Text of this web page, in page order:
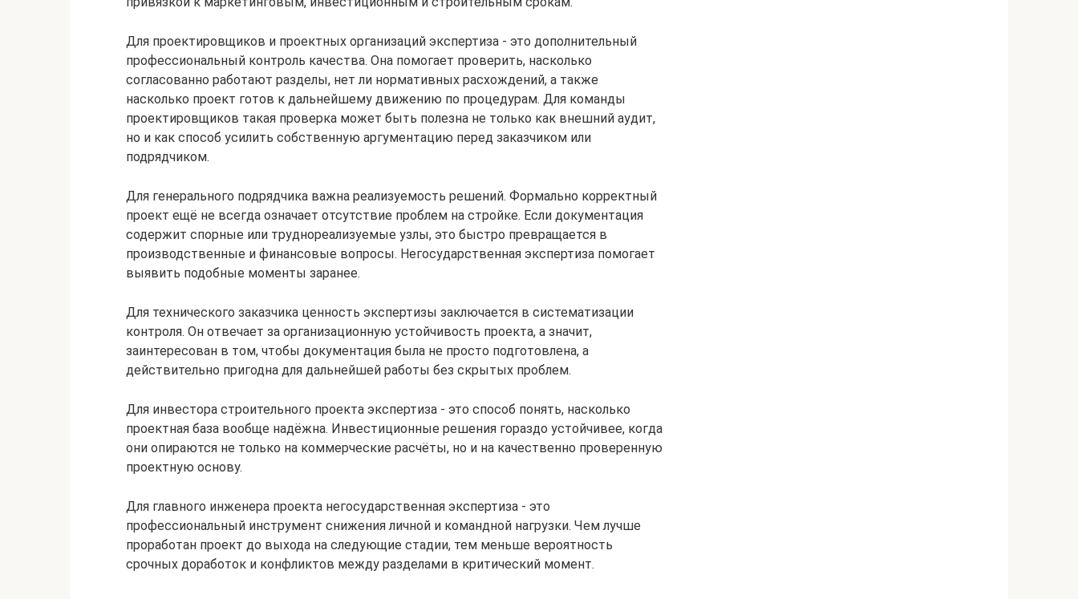
Для проектировщиков и проектных организаций экспертиза - это дополнительный
профессиональный контроль качества. Она помогает проверить, насколько
согласованно работают разделы, нет ли нормативных расхождений, а также
насколько проект готов к дальнейшему движению по процедурам. Для команды
проектировщиков такая проверка может быть полезна не только как внешний аудит,
но и как способ усилить собственную аргументацию перед заказчиком или
подрядчиком.
Для генерального подрядчика важна реализуемость решений. Формально корректный
проект ещё не всегда означает отсутствие проблем на стройке. Если документация
содержит спорные или труднореализуемые узлы, это быстро превращается в
производственные и финансовые вопросы. Негосударственная экспертиза помогает
выявить подобные моменты заранее.
Для технического заказчика ценность экспертизы заключается в систематизации
контроля. Он отвечает за организационную устойчивость проекта, а значит,
заинтересован в том, чтобы документация была не просто подготовлена, а
действительно пригодна для дальнейшей работы без скрытых проблем.
Для инвестора строительного проекта экспертиза - это способ понять, насколько
проектная база вообще надёжна. Инвестиционные решения гораздо устойчивее, когда
они опираются не только на коммерческие расчёты, но и на качественно проверенную
проектную основу.
Для главного инженера проекта негосударственная экспертиза - это
профессиональный инструмент снижения личной и командной нагрузки. Чем лучше
проработан проект до выхода на следующие стадии, тем меньше вероятность
срочных доработок и конфликтов между разделами в критический момент.